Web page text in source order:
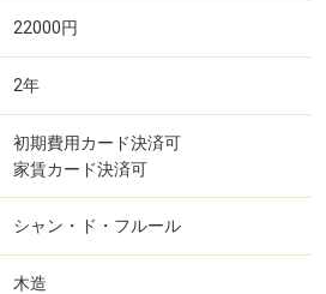
22000円
2年
初期費用カード決済可
家賃カード決済可
シャン・ド・フルール
木造